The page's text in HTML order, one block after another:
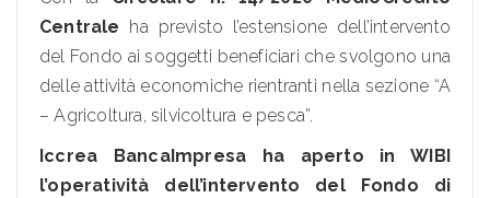
Centrale ha previsto l’estensione dell’intervento
del Fondo ai soggetti beneficiari che svolgono una
delle attività economiche rientranti nella sezione “A
– Agricoltura, silvicoltura e pesca”.
Iccrea BancaImpresa ha aperto in WIBI
l’operatività dell’intervento del Fondo di